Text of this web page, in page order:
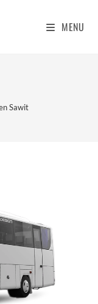
MENU
Sawit